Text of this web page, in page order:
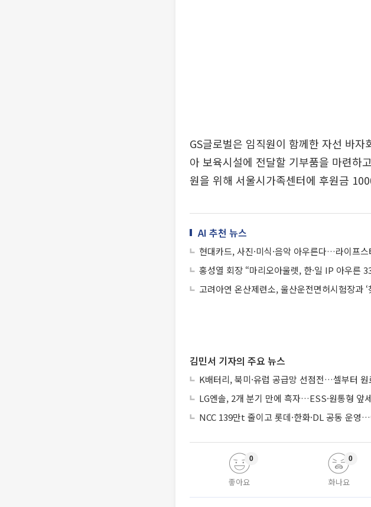
GS글로벌은 임직원이 함께한 자선 바
아 보육시설에 전달할 기부품을 마련하
원을 위해 서울시가족센터에 후원금
AI 추천 뉴스
현대카드, 사진·미식·음악 아우른다…라이프
홍성열 회장 “마리오아울렛, 한·일 IP 아우른
고려아연 온산제련소, 울산운전면허시험장과
김민서 기자의 주요 뉴스
K배터리, 북미·유럽 공급망 선점전…셀부터
LG엔솔, 2개 분기 만에 흑자…ESS·원통형 앞
NCC 139만t 줄이고 롯데·한화·DL 공동 운영
좋아요
0
화나요
0